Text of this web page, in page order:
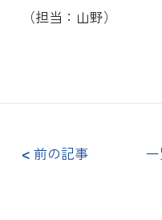
（担当：山野）
< 前の記事